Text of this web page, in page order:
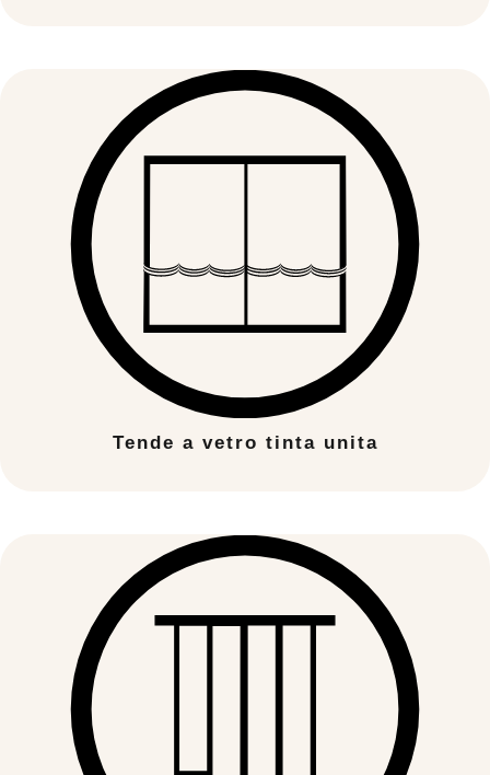
Tende a vetro tinta unita